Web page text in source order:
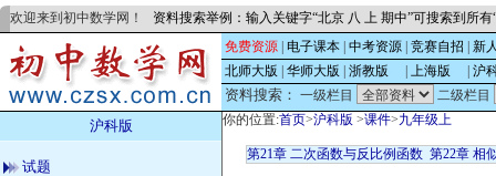
欢迎来到初中数学网！ 资料搜索举例：输入关键字“北京 八 上 期中”可搜索到所
免费资源 电子课本 中考资源 竞赛自招
新
北师大版
华师大版 浙教版 上海版 沪
资料搜索： 一级栏目 二级栏目
沪科版
试题
你的位置:首页>沪科版 >课件>九年级上
第21章 二次函数与反比例函数 第22章 相